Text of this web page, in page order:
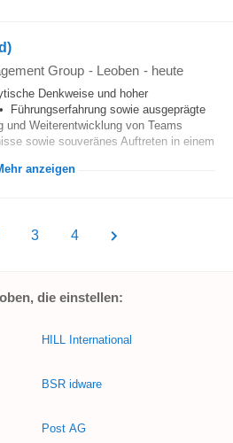
Group - Leoben - heute
Denkweise und hoher
Führungserfahrung sowie ausgeprägte
und Weiterentwicklung von Teams
sowie souveränes Auftreten in einem
anzeigen
3 4
die einstellen:
HILL International
BSR idware
Post AG